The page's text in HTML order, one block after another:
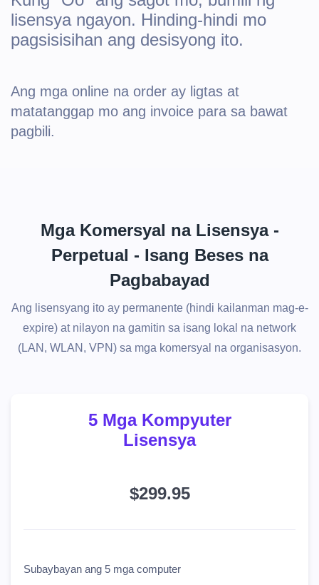
lisensya ngayon. Hinding-hindi mo
pagsisisihan ang desisyong ito.
Ang mga online na order ay ligtas at
matatanggap mo ang invoice para sa bawat
pagbili.
Mga Komersyal na Lisensya -
Perpetual - Isang Beses na
Pagbabayad
Ang lisensyang ito ay permanente (hindi kailanman mag-e-
expire) at nilayon na gamitin sa isang lokal na network
(LAN, WLAN, VPN) sa mga komersyal na organisasyon.
5 Mga Kompyuter
Lisensya
$299.95
Subaybayan ang 5 mga computer